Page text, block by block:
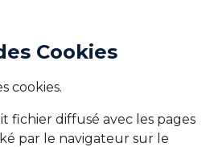
Cookies
cookies.
fichier diffusé avec les pages
par le navigateur sur le